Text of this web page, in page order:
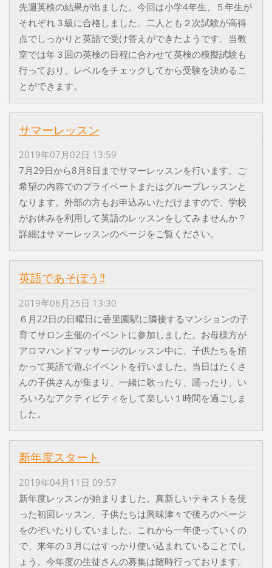
先週英検の結果が出ました。今回は小学4年生、５年生が
それぞれ３級に合格しました。二人とも２次試験が高得
点でしっかりと英語で受け答えができたようです。当教
室では年３回の英検の日程に合わせて英検の模擬試験も
行っており、レベルをチェックしてから受験を決めるこ
とができます。
サマーレッスン
2019年07月02日 13:59
7月29日から8月8日までサマーレッスンを行います。ご
希望の内容でのプライベートまたはグループレッスンと
なります。外部の方もお申込みいただけますので、学校
がお休みを利用して英語のレッスンをしてみませんか？
詳細はサマーレッスンのページをご覧ください。
英語であそぼう‼
2019年06月25日 13:30
６月22日の日曜日に香里園駅に隣接するマンションの子
育てサロン主催のイベントに参加しました。お母様方が
アロマハンドマッサージのレッスン中に、子供たちを預
かって英語で遊ぶイベントを行いました。当日はたくさ
んの子供さんが集まり、一緒に歌ったり、踊ったり、い
ろいろなアクティビティをして楽しい１時間を過ごしま
した。
新年度スタート
2019年04月11日 09:57
新年度レッスンが始まりました。真新しいテキストを使
った初回レッスン、子供たちは興味津々で後ろのページ
をのぞいたりしていました。これから一年使っていくの
で、来年の３月にはすっかり使い込まれていることでし
ょう。今年度の生徒さんの募集は随時行っております。